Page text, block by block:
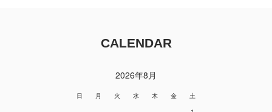
CALENDAR
2026年8月
日 月 火 水 木 金
土